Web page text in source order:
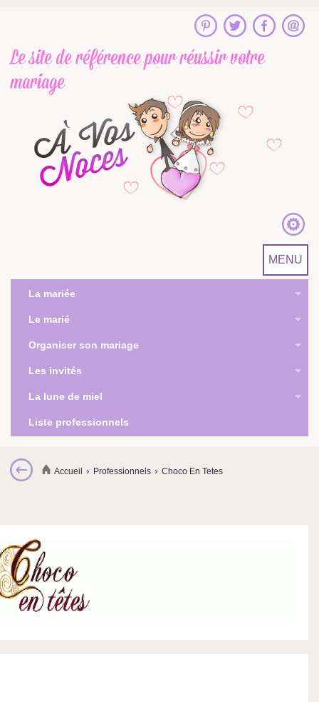
Le site de référencepour réussir votre
mariage
MENU
La mariée
Le marié
Organiser son mariage
Les invités
La lune de miel
Liste professionnels
Accueil › Professionnels › Choco En Tetes